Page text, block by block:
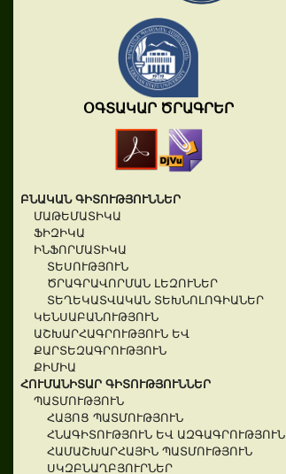
ՕԳՏԱԿԱՐ ԾՐԱԳՐԵՐ
ԲՆԱԿԱՆ ԳԻՏՈՒԹՅՈՒՆՆԵՐ
ՄԱԹԵՄԱՏԻԿԱ
ՖԻԶԻԿԱ
ԻՆՖՈՐՄԱՏԻԿԱ
ՏԵՍՈՒԹՅՈՒՆ
ԾՐԱԳՐԱՎՈՐՄԱՆ ԼԵԶՈՒՆԵՐ
ՏԵՂԵԿԱՏՎԱԿԱՆ ՏԵԽՆՈԼՈԳԻԱՆԵՐ
ԿԵՆՍԱԲԱՆՈՒԹՅՈՒՆ
ԱՇԽԱՐՀԱԳՐՈՒԹՅՈՒՆ ԵՎ
ՔԱՐՏԵԶԱԳՐՈՒԹՅՈՒՆ
ՔԻՄԻԱ
ՀՈՒՄԱՆԻՏԱՐ ԳԻՏՈՒԹՅՈՒՆՆԵՐ
ՊԱՏՄՈՒԹՅՈՒՆ
ՀԱՅՈՑ ՊԱՏՄՈՒԹՅՈՒՆ
ՀՆԱԳԻՏՈՒԹՅՈՒՆ ԵՎ ԱԶԳԱԳՐՈՒԹՅՈՒՆ
ՀԱՄԱՇԽԱՐՀԱՅԻՆ ՊԱՏՄՈՒԹՅՈՒՆ
ՍԿԶԲՆԱՂԲՅՈՒՐՆԵՐ